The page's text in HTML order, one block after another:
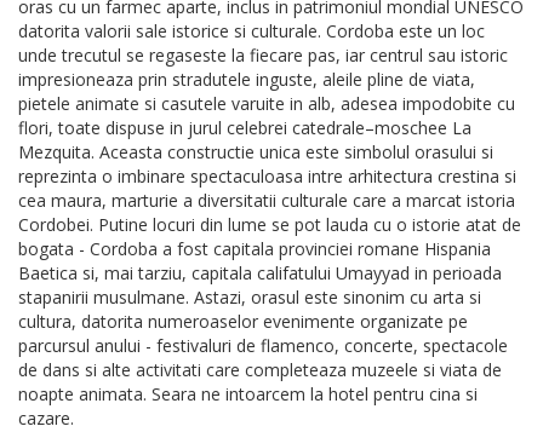
oras cu un farmec aparte, inclus in patrimoniul mondial UNESCO
datorita valorii sale istorice si culturale. Cordoba este un loc
unde trecutul se regaseste la fiecare pas, iar centrul sau istoric
impresioneaza prin stradutele inguste, aleile pline de viata,
pietele animate si casutele varuite in alb, adesea impodobite cu
flori, toate dispuse in jurul celebrei catedrale–moschee La
Mezquita. Aceasta constructie unica este simbolul orasului si
reprezinta o imbinare spectaculoasa intre arhitectura crestina si
cea maura, marturie a diversitatii culturale care a marcat istoria
Cordobei. Putine locuri din lume se pot lauda cu o istorie atat de
bogata - Cordoba a fost capitala provinciei romane Hispania
Baetica si, mai tarziu, capitala califatului Umayyad in perioada
stapanirii musulmane. Astazi, orasul este sinonim cu arta si
cultura, datorita numeroaselor evenimente organizate pe
parcursul anului - festivaluri de flamenco, concerte, spectacole
de dans si alte activitati care completeaza muzeele si viata de
noapte animata. Seara ne intoarcem la hotel pentru cina si
cazare.